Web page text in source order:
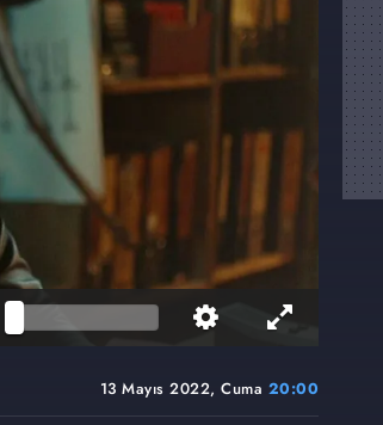
13 Mayıs 2022, Cuma 20:00